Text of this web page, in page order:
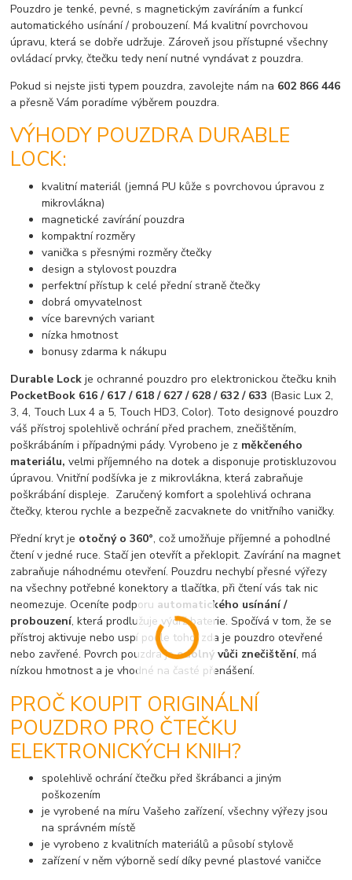
Pouzdro je tenké, pevné, s magnetickým zavíráním a funkcí
automatického usínání / probouzení. Má kvalitní povrchovou
úpravu, která se dobře udržuje. Zároveň jsou přístupné všechny
ovládací prvky, čtečku tedy není nutné vyndávat z pouzdra.
Pokud si nejste jisti typem pouzdra, zavolejte nám na 602 866 446
a přesně Vám poradíme výběrem pouzdra.
VÝHODY POUZDRA DURABLE
LOCK:
kvalitní materiál (jemná PU kůže s povrchovou úpravou z
mikrovlákna)
magnetické zavírání pouzdra
kompaktní rozměry
vanička s přesnými rozměry čtečky
design a stylovost pouzdra
perfektní přístup k celé přední straně čtečky
dobrá omyvatelnost
více barevných variant
nízka hmotnost
bonusy zdarma k nákupu
Durable Lock je ochranné pouzdro pro elektronickou čtečku knih
PocketBook 616 / 617 / 618 / 627 / 628 / 632 / 633 (Basic Lux 2,
3, 4, Touch Lux 4 a 5, Touch HD3, Color). Toto designové pouzdro
váš přístroj spolehlivě ochrání před prachem, znečištěním,
poškrábáním i případnými pády. Vyrobeno je z měkčeného
materiálu, velmi příjemného na dotek a disponuje protiskluzovou
úpravou. Vnitřní podšívka je z mikrovlákna, která zabraňuje
poškrábání displeje. Zaručený komfort a spolehlivá ochrana
čtečky, kterou rychle a bezpečně zacvaknete do vnitřního vaničky.
Přední kryt je otočný o 360°, což umožňuje příjemné a pohodlné
čtení v jedné ruce. Stačí jen otevřít a překlopit. Zavírání na magnet
zabraňuje náhodnému otevření. Pouzdru nechybí přesné výřezy
na všechny potřebné konektory a tlačítka, při čtení vás tak nic
neomezuje. Oceníte podporu automatického usínání /
probouzení, která prodlužuje výdrž baterie. Spočívá v tom, že se
přístroj aktivuje nebo uspí podle toho, zda je pouzdro otevřené
nebo zavřené. Povrch pouzdra jeodolný vůči znečištění, má
nízkou hmotnost a je vhodné na časté přenášení.
PROČ KOUPIT ORIGINÁLNÍ
POUZDRO PRO ČTEČKU
ELEKTRONICKÝCH KNIH?
spolehlivě ochrání čtečku před škrábanci a jiným
poškozením
je vyrobené na míru Vašeho zařízení, všechny výřezy jsou
na správném místě
je vyrobeno z kvalitních materiálů a působí stylově
zařízení v něm výborně sedí díky pevné plastové vaničce